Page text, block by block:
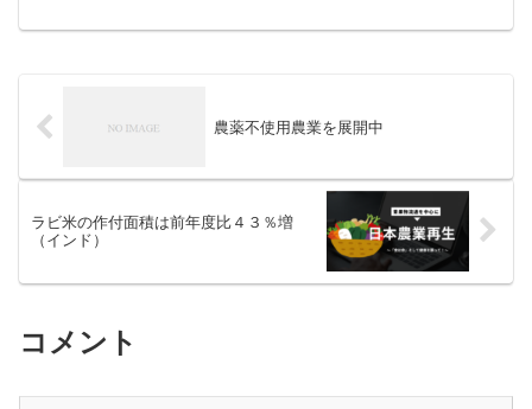
農薬不使用農業を展開中
ラビ米の作付面積は前年度比４３％増
（インド）
コメント